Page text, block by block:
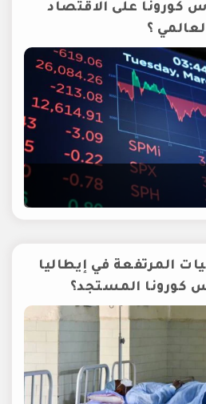
كورونا على الاقتصاد
؟
المرتفعة في إيطاليا
كورونا المستجد؟